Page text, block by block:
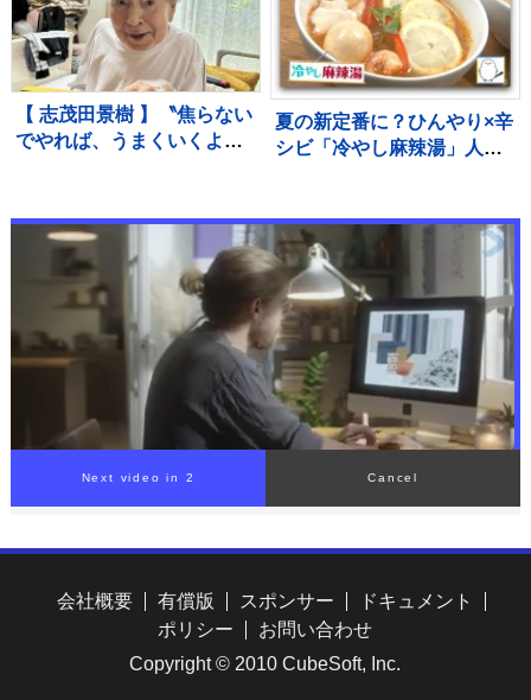
「パパどんまい」
【 志茂田景樹 】〝焦らない
でやれば、うまくいくよ〟
自分をいじめない」
夏の新定番に？ひんやり×辛
シビ「冷やし麻辣湯」人気
Next video in 1 Cancel
会社概要 有償版 スポンサー
ドキュメント
ポリシー
お問い合わせ
Copyright © 2010 CubeSoft, Inc.